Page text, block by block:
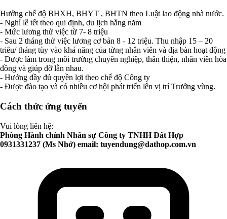
Hưởng chế độ BHXH, BHYT , BHTN theo Luật lao động nhà nước.
- Nghỉ lễ tết theo qui định, du lịch hằng năm
- Mức lương thử việc từ 7- 8 triệu
- Sau 2 tháng thử việc lương cơ bản 8 - 12 triệu. Thu nhập 15 – 20
triêu/ tháng tùy vào khả năng của từng nhân viên và địa bàn hoạt động
- Được làm trong môi trường chuyên nghiệp, thân thiện, nhân viên hòa
đồng và giúp đỡ lẫn nhau.
- Hưởng đầy đủ quyền lợi theo chế độ Công ty
- Được đào tạo và có nhiều cơ hội phát triển lên vị trí Trưởng vùng.
Cách thức ứng tuyển
Vui lòng liên hệ:
Phòng Hành chính Nhân sự Công ty TNHH Đất Hợp
0931331237 (Ms Nhớ) email: tuyendung@dathop.com.vn